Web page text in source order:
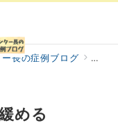
長の症例ブログ 阿部
める